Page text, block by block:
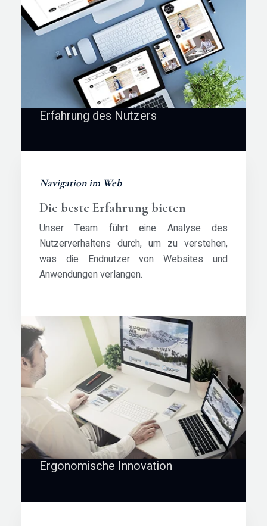
Erfahrung des Nutzers
Navigation im Web
Die beste Erfahrung bieten
Unser Team führt eine Analyse des
Nutzerverhaltens durch, um zu verstehen,
was die Endnutzer von Websites und
Anwendungen verlangen.
Ergonomische Innovation